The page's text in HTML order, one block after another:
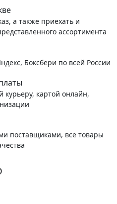
а также приехать и
ассортимента
Боксбери по всей России
картой онлайн,
поставщиками, все товары